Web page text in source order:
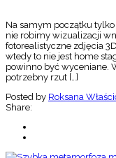
Na samym początku
nie robimy wizualizacji
fotorealistyczne zdjęcia
wtedy to nie jest home
powinno być wyceniane.
potrzebny rzut […]
Posted by Roksana
Share: